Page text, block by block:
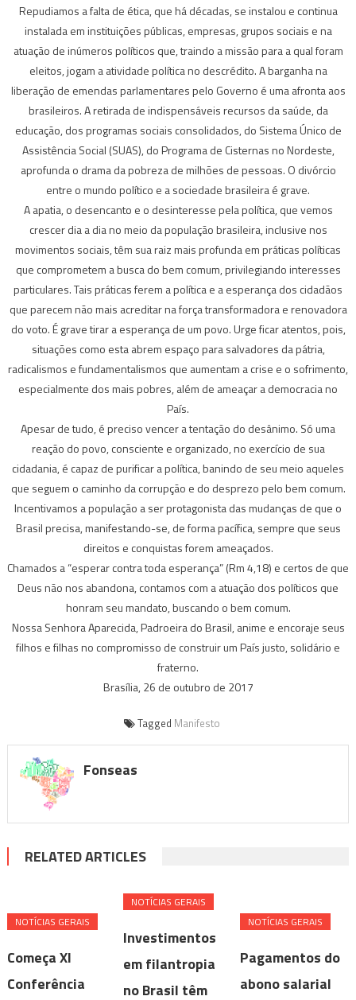
Repudiamos a falta de ética, que há décadas, se instalou e continua
instalada em instituições públicas, empresas, grupos sociais e na
atuação de inúmeros políticos que, traindo a missão para a qual foram
eleitos, jogam a atividade política no descrédito. A barganha na
liberação de emendas parlamentares pelo Governo é uma afronta aos
brasileiros. A retirada de indispensáveis recursos da saúde, da
educação, dos programas sociais consolidados, do Sistema Único de
Assistência Social (SUAS), do Programa de Cisternas no Nordeste,
aprofunda o drama da pobreza de milhões de pessoas. O divórcio
entre o mundo político e a sociedade brasileira é grave.
A apatia, o desencanto e o desinteresse pela política, que vemos
crescer dia a dia no meio da população brasileira, inclusive nos
movimentos sociais, têm sua raiz mais profunda em práticas políticas
que comprometem a busca do bem comum, privilegiando interesses
particulares. Tais práticas ferem a política e a esperança dos cidadãos
que parecem não mais acreditar na força transformadora e renovadora
do voto. É grave tirar a esperança de um povo. Urge ficar atentos, pois,
situações como esta abrem espaço para salvadores da pátria,
radicalismos e fundamentalismos que aumentam a crise e o sofrimento,
especialmente dos mais pobres, além de ameaçar a democracia no
País.
Apesar de tudo, é preciso vencer a tentação do desânimo. Só uma
reação do povo, consciente e organizado, no exercício de sua
cidadania, é capaz de purificar a política, banindo de seu meio aqueles
que seguem o caminho da corrupção e do desprezo pelo bem comum.
Incentivamos a população a ser protagonista das mudanças de que o
Brasil precisa, manifestando-se, de forma pacífica, sempre que seus
direitos e conquistas forem ameaçados.
Chamados a “esperar contra toda esperança” (Rm 4,18) e certos de que
Deus não nos abandona, contamos com a atuação dos políticos que
honram seu mandato, buscando o bem comum.
Nossa Senhora Aparecida, Padroeira do Brasil, anime e encoraje seus
filhos e filhas no compromisso de construir um País justo, solidário e
fraterno.
Brasília, 26 de outubro de 2017
Tagged Manifesto
Fonseas
RELATED ARTICLES
NOTÍ­CIAS GERAIS
Começa XI
Conferência
NOTÍ­CIAS GERAIS
Investimentos
em filantropia
no Brasil têm
NOTÍ­CIAS GERAIS
Pagamentos do
abono salarial